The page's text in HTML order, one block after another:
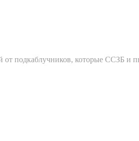
от подкаблучников, которые ССЗБ